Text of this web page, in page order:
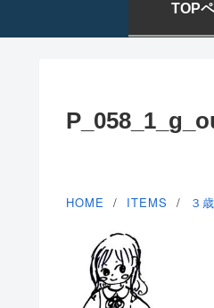
TOP
HOME ITEMS ３